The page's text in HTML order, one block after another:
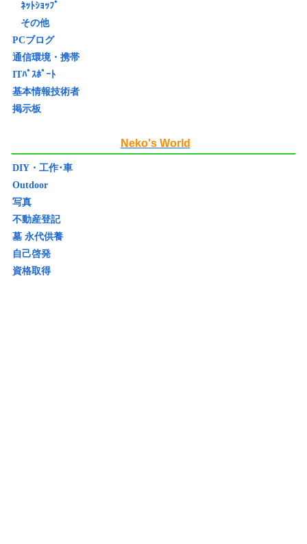
ﾈｯﾄｼｮｯﾌﾟ
その他
PCブログ
通信環境・携帯
ITﾊﾟｽﾎﾟｰﾄ
基本情報技術者
掲示板
Neko's World
DIY・工作･車
Outdoor
写真
不動産登記
墓 永代供養
自己啓発
資格取得